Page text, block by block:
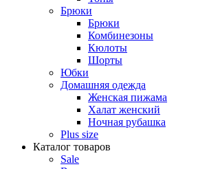
Брюки
Брюки
Комбинезоны
Кюлоты
Шорты
Юбки
Домашняя одежда
Женская пижама
Халат женский
Ночная рубашка
Plus size
Каталог товаров
Sale